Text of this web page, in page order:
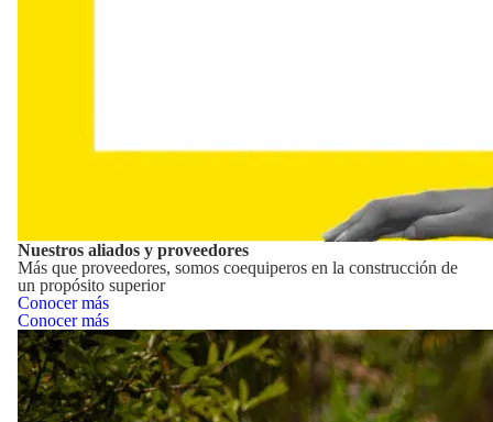
Nuestros aliados y proveedores
Más que proveedores, somos coequiperos en la construcción de
un propósito superior
Conocer más
Conocer más